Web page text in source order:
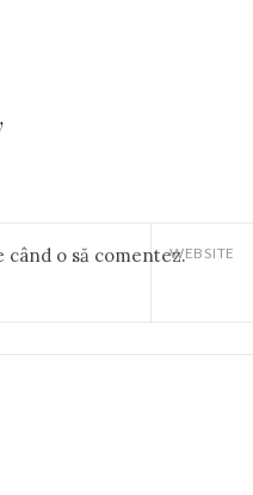
WEBSITE
o să comentez.